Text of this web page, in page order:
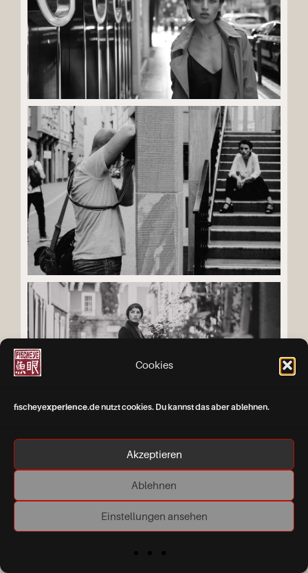
Cookies
fischeyexperience.de nutzt cookies. Du kannst das aber ablehnen.
Akzeptieren
Ablehnen
Einstellungen ansehen